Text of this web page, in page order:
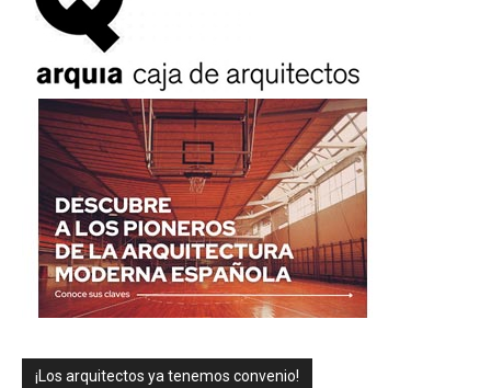
¡Los arquitectos ya tenemos convenio!